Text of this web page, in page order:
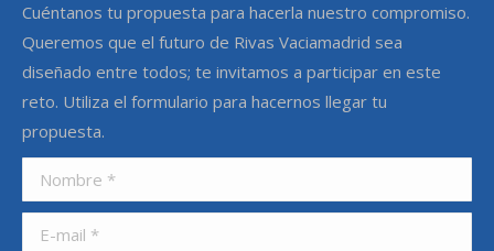
Cuéntanos tu propuesta para hacerla nuestro compromiso.
Queremos que el futuro de Rivas Vaciamadrid sea
diseñado entre todos; te invitamos a participar en este
reto. Utiliza el formulario para hacernos llegar tu
propuesta.
Nombre *
E-mail *